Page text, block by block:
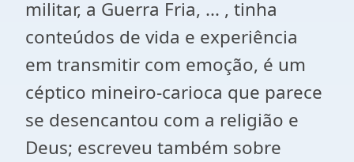
militar, a Guerra Fria, ... , tinha
conteúdos de vida e experiência
em transmitir com emoção, é um
céptico mineiro-carioca que parece
se desencantou com a religião e
Deus; escreveu também sobre